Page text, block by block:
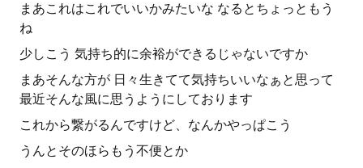
まあこれはこれでいいかみたいな なるとちょっともう
ね
少しこう 気持ち的に余裕ができるじゃないですか
まあそんな方が 日々生きてて気持ちいいなぁと思って
最近そんな風に思うようにしております
これから繋がるんですけど、なんかやっぱこう
うんとそのほらもう不便とか